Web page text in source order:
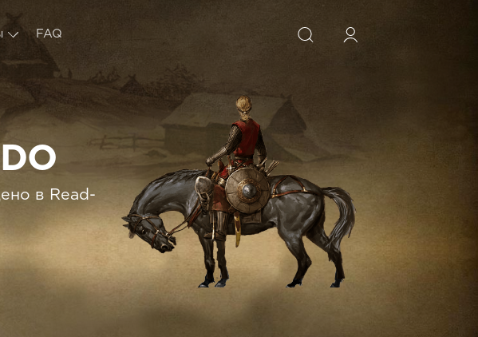
FAQ
в Read-